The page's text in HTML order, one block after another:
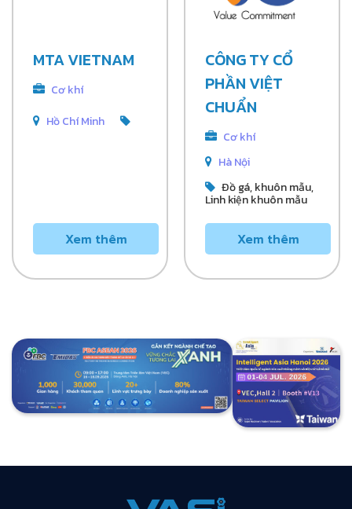
MTA VIETNAM
Cơ khí
Hồ Chí Minh
Xem thêm
CÔNG TY CỔ
PHẦN VIỆT
CHUẨN
Cơ khí
Hà Nội
Đồ gá, khuôn mẫu,
Linh kiện khuôn mẫu
Xem thêm